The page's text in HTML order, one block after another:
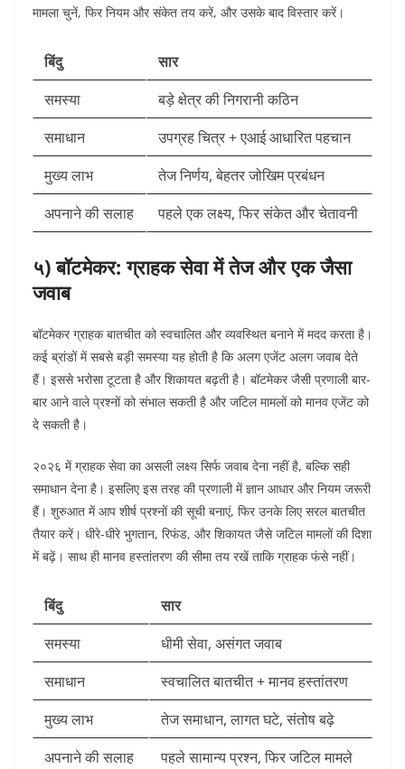
मामला चुनें, फिर नियम और संकेत तय करें, और उसके बाद विस्तार करें।
बिंदु
सार
समस्या
बड़े क्षेत्र की निगरानी कठिन
समाधान
उपग्रह चित्र + एआई आधारित पहचान
मुख्य लाभ
तेज निर्णय, बेहतर जोखिम प्रबंधन
अपनाने की सलाह
पहले एक लक्ष्य, फिर संकेत और चेतावनी
५) बॉटमेकर: ग्राहक सेवा में तेज और एक जैसा
जवाब
बॉटमेकर ग्राहक बातचीत को स्वचालित और व्यवस्थित बनाने में मदद करता है।
कई ब्रांडों में सबसे बड़ी समस्या यह होती है कि अलग एजेंट अलग जवाब देते
हैं। इससे भरोसा टूटता है और शिकायत बढ़ती है। बॉटमेकर जैसी प्रणाली बार-
बार आने वाले प्रश्नों को संभाल सकती है और जटिल मामलों को मानव एजेंट को
दे सकती है।
२०२६ में ग्राहक सेवा का असली लक्ष्य सिर्फ जवाब देना नहीं है, बल्कि सही
समाधान देना है। इसलिए इस तरह की प्रणाली में ज्ञान आधार और नियम जरूरी
हैं। शुरुआत में आप शीर्ष प्रश्नों की सूची बनाएं, फिर उनके लिए सरल बातचीत
तैयार करें। धीरे-धीरे भुगतान, रिफंड, और शिकायत जैसे जटिल मामलों की दिशा
में बढ़ें। साथ ही मानव हस्तांतरण की सीमा तय रखें ताकि ग्राहक फंसे नहीं।
बिंदु
सार
समस्या
धीमी सेवा, असंगत जवाब
समाधान
स्वचालित बातचीत + मानव हस्तांतरण
मुख्य लाभ
तेज समाधान, लागत घटे, संतोष बढ़े
अपनाने की सलाह
पहले सामान्य प्रश्न, फिर जटिल मामले